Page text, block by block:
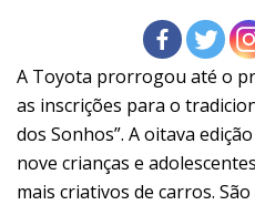
A Toyota prorrogou até o
as inscrições para o
dos Sonhos”. A oitava
nove crianças e
mais criativos de carros.